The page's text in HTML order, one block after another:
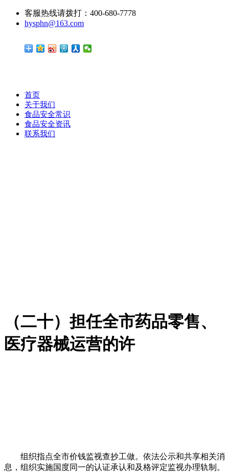
客服热线请拨打：400-680-7778
hysphn@163.com
首页
关于我们
食品安全常识
食品安全资讯
联系我们
（二十）担任全市药品零售、
医疗器械运营的许
组织指点全市价钱监视查抄工做。依法公示和共享相关消
息，组织实施国度同一的认证承认和及格评定监视办理轨制。